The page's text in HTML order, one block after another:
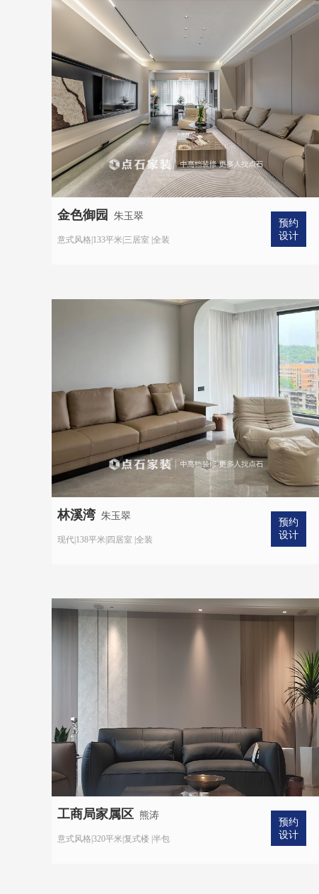
预约
设计
金色御园 朱玉翠
意式风格|133平米|三居室 |全装
预约
设计
林溪湾朱玉翠
现代|138平米|四居室 |全装
预约
设计
工商局家属区熊涛
意式风格|320平米|复式楼 |半包